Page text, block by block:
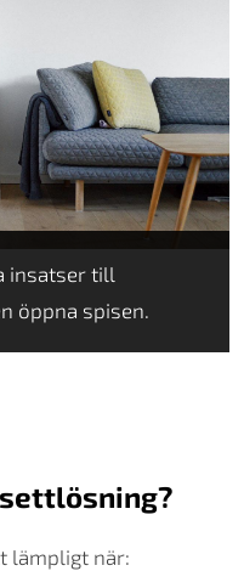
insatser till
öppna spisen.
lämpligt när: